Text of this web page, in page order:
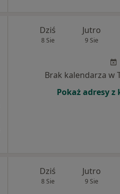
Dziś
8 Sie
Jutro
9 Sie
Brak kalendarza w
Pokaż adresy
Dziś
8 Sie
Jutro
9 Sie